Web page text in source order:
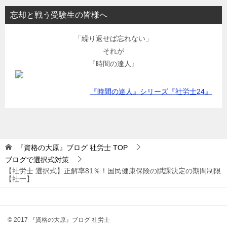
忘却と戦う受験生の皆様へ
「繰り返せば忘れない」
それが
『時間の達人』
『時間の達人』シリーズ『社労士24』
『資格の大原』ブログ 社労士 TOP
ブログで選択式対策
【社労士 選択式】正解率81％！国民健康保険の賦課決定の期間制限
【社一】
© 2017 『資格の大原』ブログ 社労士